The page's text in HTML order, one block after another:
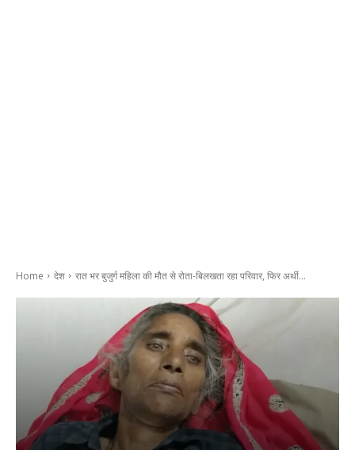
Home देश रात भर बुजुर्ग महिला की मौत से रोता-बिलखता रहा परिवार, फिर अर्थी...